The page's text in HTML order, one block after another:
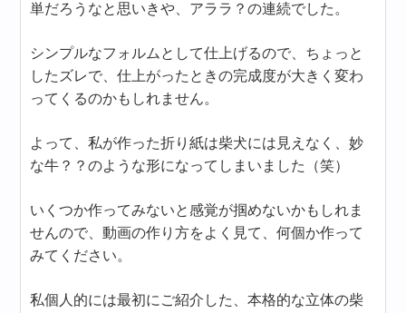
単だろうなと思いきや、アララ？の連続でした。
シンプルなフォルムとして仕上げるので、ちょっと
したズレで、仕上がったときの完成度が大きく変わ
ってくるのかもしれません。
よって、私が作った折り紙は柴犬には見えなく、妙
な牛？？のような形になってしまいました（笑）
いくつか作ってみないと感覚が掴めないかもしれま
せんので、動画の作り方をよく見て、何個か作って
みてください。
私個人的には最初にご紹介した、本格的な立体の柴